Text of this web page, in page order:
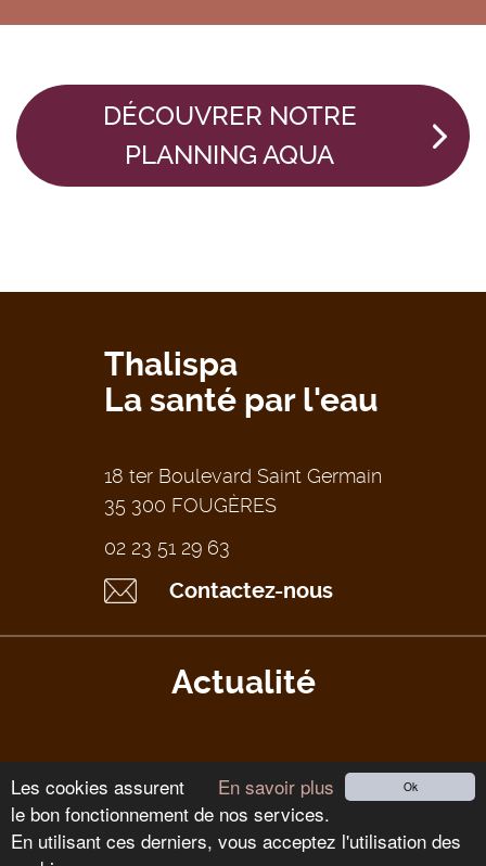
Ok
En savoir plus
Les cookies assurent
le bon fonctionnement de nos services.
En utilisant ces derniers, vous acceptez l'utilisation des
DÉCOUVRER NOTRE
PLANNING AQUA
Thalispa
La santé par l'eau
18 ter Boulevard Saint Germain
35 300 FOUGÈRES
02 23 51 29 63
Contactez-nous
Actualité
Tous droits réservés Thalispa 2026- Mentions légales
Réalisation blue2i